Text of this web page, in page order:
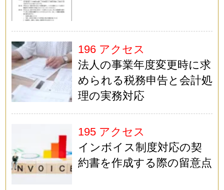
196 アクセス
法人の事業年度変更時に求
められる税務申告と会計処
理の実務対応
195 アクセス
インボイス制度対応の契
約書を作成する際の留意点